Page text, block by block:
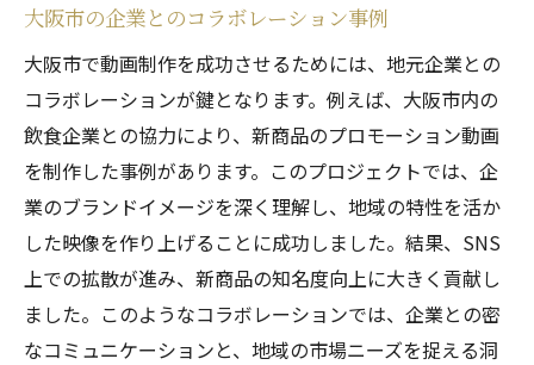
大阪市の企業とのコラボレーション事例
大阪市で動画制作を成功させるためには、地元企業との
コラボレーションが鍵となります。例えば、大阪市内の
飲食企業との協力により、新商品のプロモーション動画
を制作した事例があります。このプロジェクトでは、企
業のブランドイメージを深く理解し、地域の特性を活か
した映像を作り上げることに成功しました。結果、SNS
上での拡散が進み、新商品の知名度向上に大きく貢献し
ました。このようなコラボレーションでは、企業との密
なコミュニケーションと、地域の市場ニーズを捉える洞